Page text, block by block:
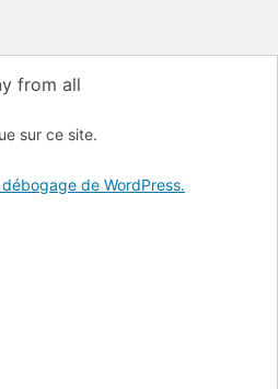
from all
sur ce site.
de WordPress.